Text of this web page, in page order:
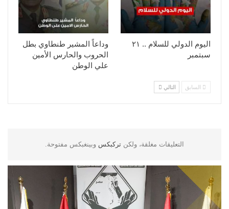
وداعاً المشير طنطاوي بطل
الحروب والحارس الأمين
علي الوطن
اليوم الدولي للسلام .. ٢١
سبتمبر
السابق التالي
التعليقات مغلقة، ولكن تركبكس وبينغبكس مفتوحة.